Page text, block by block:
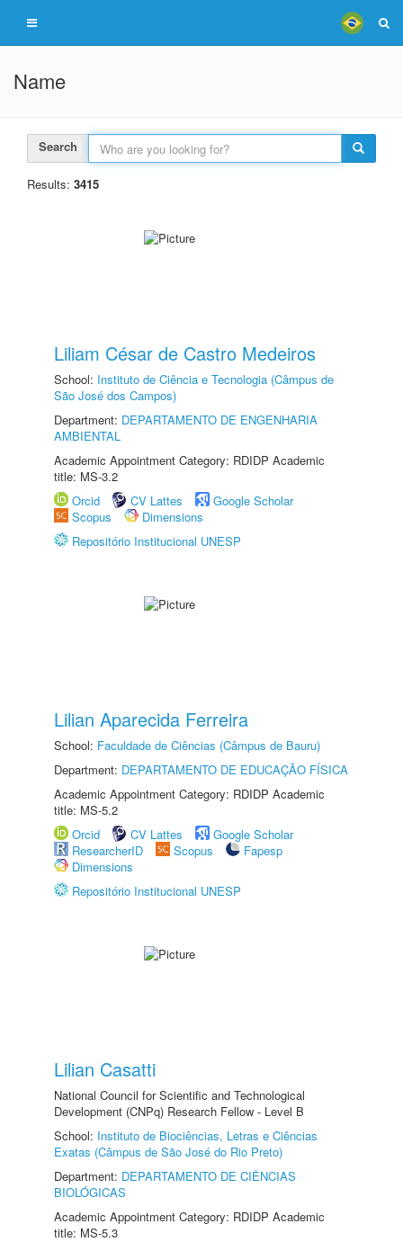
Name
Search
Results: 3415
Liliam César de Castro Medeiros
School: Instituto de Ciência e Tecnologia (Câmpus de
São José dos Campos)
Department: DEPARTAMENTO DE ENGENHARIA
AMBIENTAL
Academic Appointment Category: RDIDP Academic
title: MS-3.2
Orcid
CV Lattes
Google Scholar
Scopus
Dimensions
Repositório Institucional UNESP
Lilian Aparecida Ferreira
School: Faculdade de Ciências (Câmpus de Bauru)
Department: DEPARTAMENTO DE EDUCAÇÃO FÍSICA
Academic Appointment Category: RDIDP Academic
title: MS-5.2
Orcid
CV Lattes
Google Scholar
ResearcherID
Scopus
Fapesp
Dimensions
Repositório Institucional UNESP
Lilian Casatti
National Council for Scientific and Technological
Development (CNPq) Research Fellow - Level B
School: Instituto de Biociências, Letras e Ciências
Exatas (Câmpus de São José do Rio Preto)
Department: DEPARTAMENTO DE CIÊNCIAS
BIOLÓGICAS
Academic Appointment Category: RDIDP Academic
title: MS-5.3